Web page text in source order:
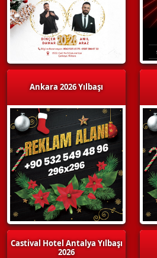
Ankara 2026 Yılbaşı
Castival Hotel Antalya Yılbaşı
2026